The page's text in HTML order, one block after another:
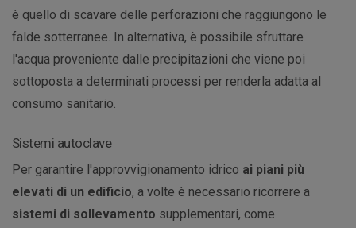
è quello di scavare delle perforazioni che raggiungono le
falde sotterranee. In alternativa, è possibile sfruttare
l'acqua proveniente dalle precipitazioni che viene poi
sottoposta a determinati processi per renderla adatta al
consumo sanitario.
Sistemi autoclave
Per garantire l'approvvigionamento idrico ai piani più
elevati di un edificio, a volte è necessario ricorrere a
sistemi di sollevamento supplementari, come